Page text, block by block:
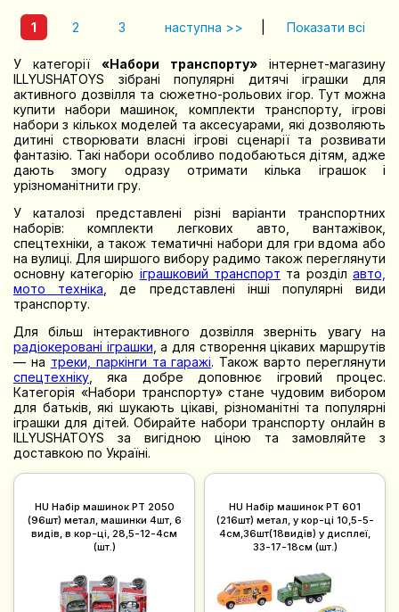
1 2 3 наступна >> Показати всі
У категорії «Набори транспорту» інтернет-магазину
ILLYUSHATOYS зібрані популярні дитячі іграшки для
активного дозвілля та сюжетно-рольових ігор. Тут можна
купити набори машинок, комплекти транспорту, ігрові
набори з кількох моделей та аксесуарами, які дозволяють
дитині створювати власні ігрові сценарії та розвивати
фантазію. Такі набори особливо подобаються дітям, адже
дають змогу одразу отримати кілька іграшок і
урізноманітнити гру.
У каталозі представлені різні варіанти транспортних
наборів: комплекти легкових авто, вантажівок,
спецтехніки, а також тематичні набори для гри вдома або
на вулиці. Для ширшого вибору радимо також переглянути
основну категорію іграшковий транспорт та розділавто,
мото техніка , де представлені інші популярні види
транспорту.
Для більш інтерактивного дозвілля зверніть увагу на
радіокеровані іграшки , а для створення цікавих маршрутів
— на треки, паркінги та гаражі. Також варто переглянути
спецтехніку , яка добре доповнює ігровий процес.
Категорія «Набори транспорту» стане чудовим вибором
для батьків, які шукають цікаві, різноманітні та популярні
іграшки для дітей. Обирайте набори транспорту онлайн в
ILLYUSHATOYS за вигідною ціною та замовляйте з
доставкою по Україні.
HU Набір машинок PT 2050
(96шт) метал, машинки 4шт, 6
видів, в кор-ці, 28,5-12-4см
(шт.)
HU Набір машинок PT 601
(216шт) метал, у кор-ці 10,5-5-
4см,36шт(18видів) у дисплеї,
33-17-18см (шт.)